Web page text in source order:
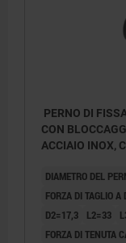
PERNO DI
CON
ACCIAIO INOX,
DIAMETRO DEL
FORZA DI TAGLIO
D2=17,3
L2=33
FORZA DI TENUTA